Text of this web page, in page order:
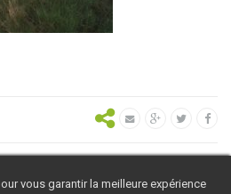
vous garantir la meilleure expérience